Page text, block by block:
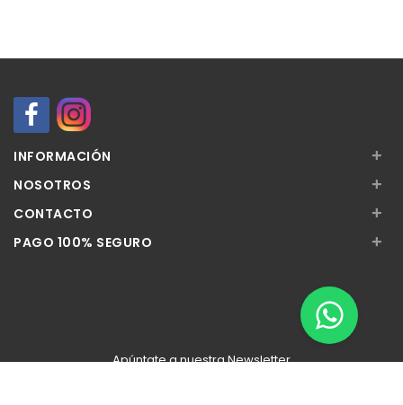
INFORMACIÓN +
NOSOTROS +
CONTACTO +
PAGO 100% SEGURO +
Apúntate a nuestra Newsletter